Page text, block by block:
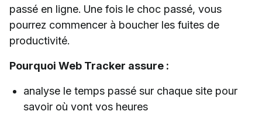
passé en ligne. Une fois le choc passé, vous
pourrez commencer à boucher les fuites de
productivité.
Pourquoi Web Tracker assure :
analyse le temps passé sur chaque site pour
savoir où vont vos heures